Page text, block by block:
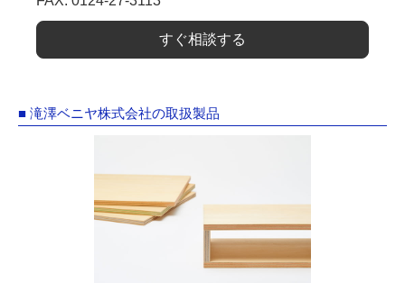
すぐ相談する
■ 滝澤ベニヤ株式会社の取扱製品